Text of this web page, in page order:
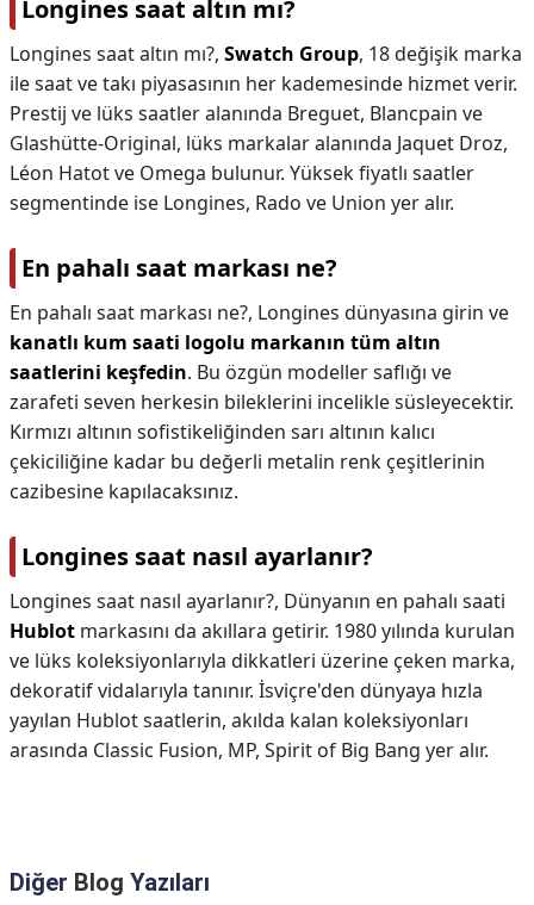
Longines saat altın mı?
Longines saat altın mı?, Swatch Group, 18 değişik marka
ile saat ve takı piyasasının her kademesinde hizmet verir.
Prestij ve lüks saatler alanında Breguet, Blancpain ve
Glashütte-Original, lüks markalar alanında Jaquet Droz,
Léon Hatot ve Omega bulunur. Yüksek fiyatlı saatler
segmentinde ise Longines, Rado ve Union yer alır.
En pahalı saat markası ne?
En pahalı saat markası ne?, Longines dünyasına girin ve
kanatlı kum saati logolu markanın tüm altın
saatlerini keşfedin. Bu özgün modeller saflığı ve
zarafeti seven herkesin bileklerini incelikle süsleyecektir.
Kırmızı altının sofistikeliğinden sarı altının kalıcı
çekiciliğine kadar bu değerli metalin renk çeşitlerinin
cazibesine kapılacaksınız.
Longines saat nasıl ayarlanır?
Longines saat nasıl ayarlanır?, Dünyanın en pahalı saati
Hublot markasını da akıllara getirir. 1980 yılında kurulan
ve lüks koleksiyonlarıyla dikkatleri üzerine çeken marka,
dekoratif vidalarıyla tanınır. İsviçre'den dünyaya hızla
yayılan Hublot saatlerin, akılda kalan koleksiyonları
arasında Classic Fusion, MP, Spirit of Big Bang yer alır.
Diğer Blog Yazıları